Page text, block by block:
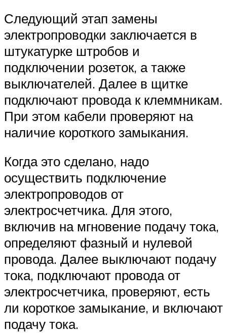
Следующий этап замены
электропроводки заключается в
штукатурке штробов и
подключении розеток, а также
выключателей. Далее в щитке
подключают провода к клеммникам.
При этом кабели проверяют на
наличие короткого замыкания.
Когда это сделано, надо
осуществить подключение
электропроводов от
электросчетчика. Для этого,
включив на мгновение подачу тока,
определяют фазный и нулевой
провода. Далее выключают подачу
тока, подключают провода от
электросчетчика, проверяют, есть
ли короткое замыкание, и включают
подачу тока.